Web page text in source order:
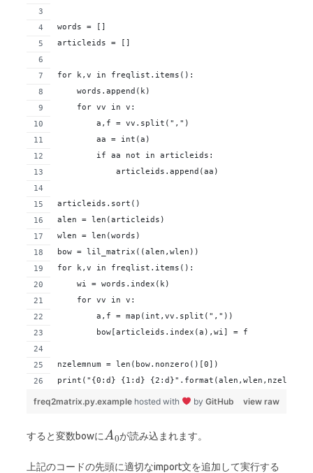
words = []
articleids = []
for k,v in freqlist.items():
    words.append(k)
    for vv in v:
        a,f = vv.split(",")
        aa = int(a)
        if aa not in articleids:
            articleids.append(aa)
articleids.sort()
alen = len(articleids)
wlen = len(words)
bow = lil_matrix((alen,wlen))
for k,v in freqlist.items():
    wi = words.index(k)
    for vv in v:
        a,f = map(int,vv.split(","))
        bow[articleids.index(a),wi] = f
nzelemnum = len(bow.nonzero()[0])
print("{0:d} {1:d}
view raw
freq2matrix.py.example hosted with by GitHub
すると変数bowに が読み込まれます。
上記のコードの先頭に適切なimport文を追加して実行する